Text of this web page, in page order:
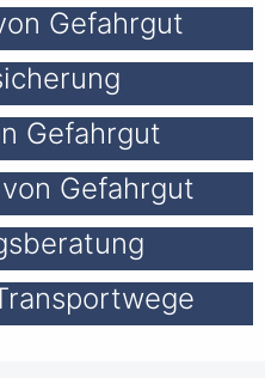
Gefahrgut
Ihr Spezialist:
Gefahrgut
Ihr Spezialist:
Gefahrgut